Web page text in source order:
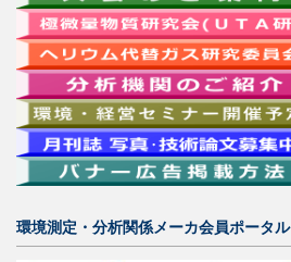
環境測定・分析関係メーカ会員ポータル